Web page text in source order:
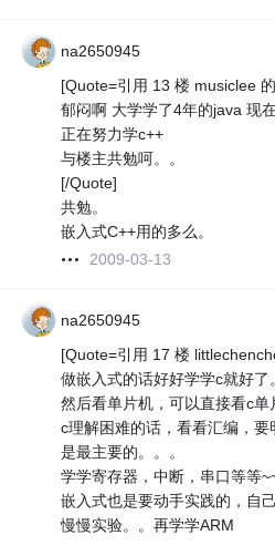
na2650945
[Quote=引用 13 楼 musiclee
郁闷啊 大学学了4年的java 现
正在努力学c++
与楼主共勉呵。。
[/Quote]
共勉。
嵌入式C++用的多么。
2009-03-13
na2650945
[Quote=引用 17 楼
做嵌入式的话好好学学c就好了
然后看单片机，可以直接看c
c理解困难的话，看看汇编，
是最主要的。。。
学学寄存器，中断，串口等等
嵌入式也是要动手实践的，自
慢慢实验。。再学学ARM